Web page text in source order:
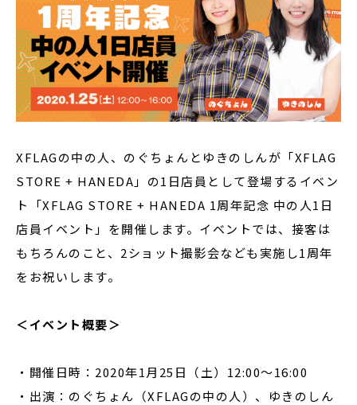
XFLAGの中の人、のぐちょんとゆきのしんが「XFLAG
STORE + HANEDA」の1日店員として登場するイベン
ト「XFLAG STORE + HANEDA 1周年記念 中の人1日
店員イベント」を開催します。イベントでは、接客は
もちろんのこと、2ショット撮影会なども実施し1周年
をお祝いします。
＜イベント概要＞
・開催日時：2020年1月25日（土）12:00～16:00
・出演：のぐちょん（XFLAGの中の人）、ゆきのしん